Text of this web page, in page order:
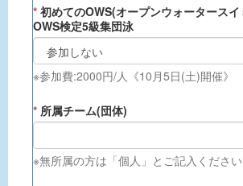
* 初めてのOWS(オープンウォータースイ
OWS検定5級集団泳
※参加費:2000円/人《10月5日(土)開催》
* 所属チーム(団体)
※無所属の方は「個人」とご記入ください